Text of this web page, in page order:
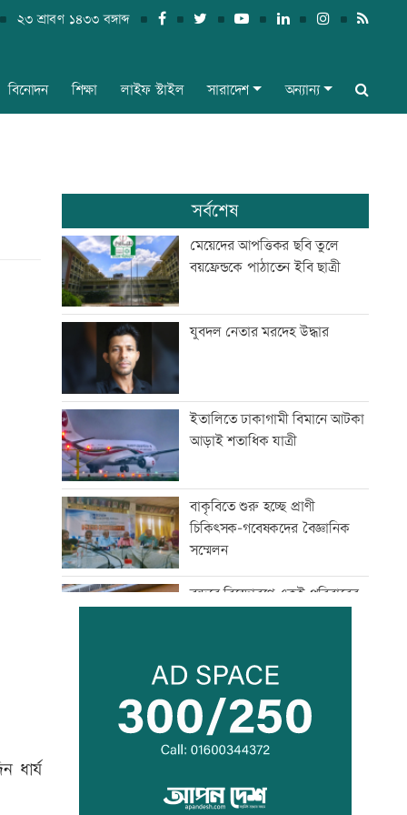
২৩ শ্রাবণ ১৪৩৩ বঙ্গাব্দ
বিনোদন শিক্ষা লাইফ স্টাইল সারাদেশ অন্যান্য
ধার্য
সর্বশেষ
মেয়েদের আপত্তিকর ছবি তুলে
বয়ফ্রেন্ডকে পাঠাতেন ইবি ছাত্রী
যুবদল নেতার মরদেহ উদ্ধার
ইতালিতে ঢাকাগামী বিমানে আটকা
আড়াই শতাধিক যাত্রী
বাকৃবিতে শুরু হচ্ছে প্রাণী
চিকিৎসক-গবেষকদের বৈজ্ঞানিক
সম্মেলন
বন্দরে বিস্ফোরণে একই পরিবারের
পাঁচ আর্থিক প্রতিষ্ঠান বন্ধের
অনুমোদন, রোববার প্রশাসক
নিয়োগ
স্বাভাবিক